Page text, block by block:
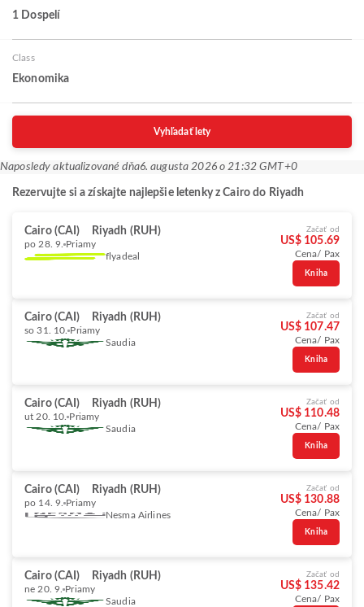
1 Dospelí
Class
Ekonomika
Vyhľadať lety
Naposledy aktualizované dňa6. augusta 2026 o 21:32 GMT+0
Rezervujte si a získajte najlepšie letenky z Cairo do Riyadh
Cairo (CAI) Riyadh (RUH)
po 28. 9. Priamy
flyadeal
Začať od
US$ 105.69
Cena/ Pax
Kniha
Cairo (CAI) Riyadh (RUH)
so 31. 10. Priamy
Saudia
Začať od
US$ 107.47
Cena/ Pax
Kniha
Cairo (CAI) Riyadh (RUH)
ut 20. 10. Priamy
Saudia
Začať od
US$ 110.48
Cena/ Pax
Kniha
Cairo (CAI) Riyadh (RUH)
po 14. 9. Priamy
Nesma Airlines
Začať od
US$ 130.88
Cena/ Pax
Kniha
Cairo (CAI) Riyadh (RUH)
ne 20. 9. Priamy
Saudia
Začať od
US$ 135.42
Cena/ Pax